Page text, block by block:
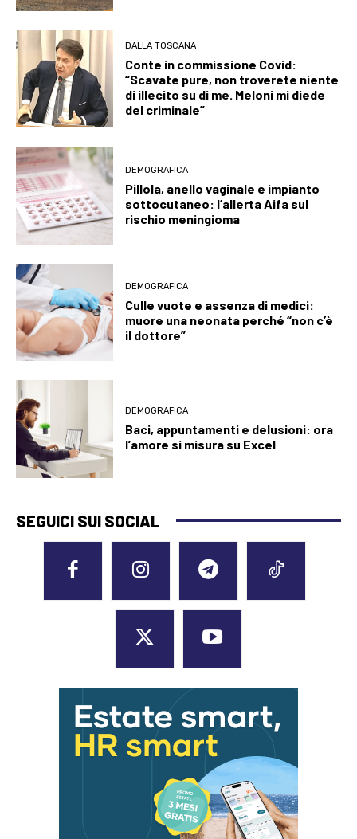
DALLA TOSCANA
Conte in commissione Covid:
“Scavate pure, non troverete niente
di illecito su di me. Meloni mi diede
del criminale”
DEMOGRAFICA
Pillola, anello vaginale e impianto
sottocutaneo: l’allerta Aifa sul
rischio meningioma
DEMOGRAFICA
Culle vuote e assenza di medici:
muore una neonata perché “non c’è
il dottore”
DEMOGRAFICA
Baci, appuntamenti e delusioni: ora
l’amore si misura su Excel
SEGUICI SUI SOCIAL